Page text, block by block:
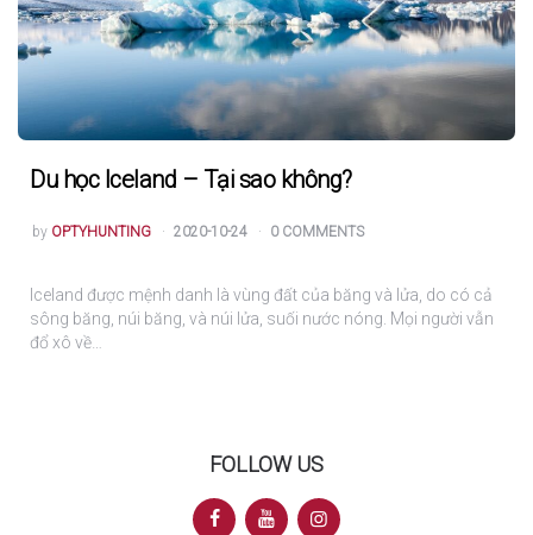
Du học Iceland – Tại sao không?
POSTED
by OPTYHUNTING 2020-10-24 0 COMMENTS
Iceland được mệnh danh là vùng đất của băng và lửa, do có cả
sông băng, núi băng, và núi lửa, suối nước nóng. Mọi người vẫn
đổ xô về…
FOLLOW US